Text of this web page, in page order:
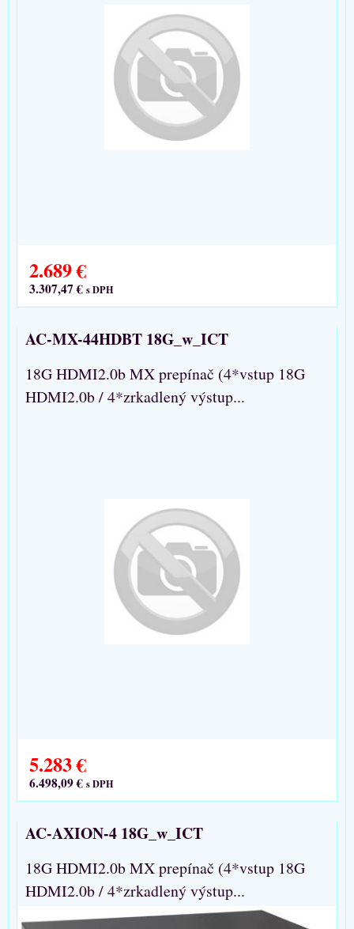
2.689 €
3.307,47 € s DPH
AC-MX-44HDBT 18G_w_ICT
18G HDMI2.0b MX prepínač (4*vstup 18G
HDMI2.0b / 4*zrkadlený výstup...
5.283 €
6.498,09 € s DPH
AC-AXION-4 18G_w_ICT
18G HDMI2.0b MX prepínač (4*vstup 18G
HDMI2.0b / 4*zrkadlený výstup...